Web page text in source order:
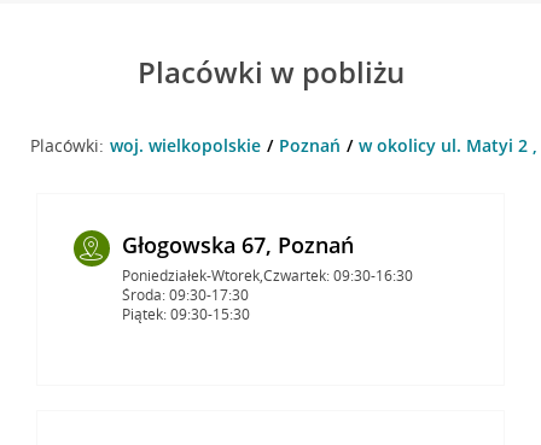
Placówki w pobliżu
Placówki: woj. wielkopolskie Poznań w okolicy ul. Matyi 2 ,
Głogowska 67, Poznań
Poniedziałek-Wtorek,Czwartek: 09:30-16:30
Środa: 09:30-17:30
Piątek: 09:30-15:30